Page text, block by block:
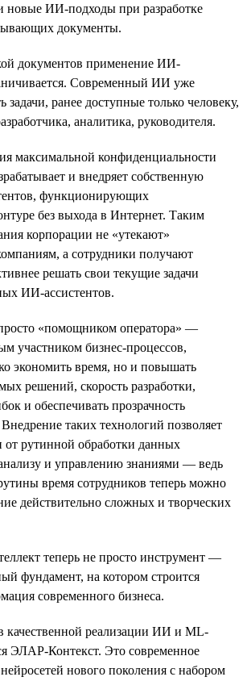
новые ИИ-подходы при разработке
документы.
документов применение ИИ-
Современный ИИ уже
задачи, ранее доступные только человеку,
аналитика, руководителя.
максимальной конфиденциальности
и внедряет собственную
функционирующих
без выхода в Интернет. Таким
корпорации не «утекают»
а сотрудники получают
решать свои текущие задачи
ИИ-ассистентов.
«помощником оператора» —
участником бизнес-процессов,
экономить время, но и повышать
решений, скорость разработки,
и обеспечивать прозрачность
таких технологий позволяет
от рутинной обработки данных
и управлению знаниями — ведь
время сотрудников теперь можно
действительно сложных и творческих
теперь не просто инструмент —
фундамент, на котором строится
современного бизнеса.
реализации ИИ и ML-
ЭЛАР-Контекст. Это современное
нового поколения с набором